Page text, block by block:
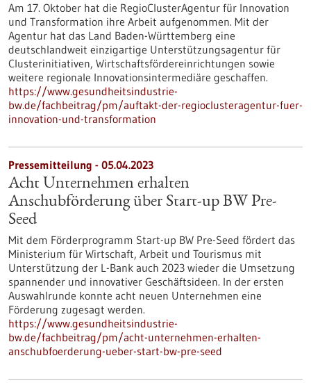
Am 17. Oktober hat die RegioClusterAgentur für Innovation
und Transformation ihre Arbeit aufgenommen. Mit der
Agentur hat das Land Baden-Württemberg eine
deutschlandweit einzigartige Unterstützungsagentur für
Clusterinitiativen, Wirtschaftsfördereinrichtungen sowie
weitere regionale Innovationsintermediäre geschaffen.
https://www.gesundheitsindustrie-
bw.de/fachbeitrag/pm/auftakt-der-regioclusteragentur-fuer-
innovation-und-transformation
Pressemitteilung - 05.04.2023
Acht Unternehmen erhalten
Anschubförderung über Start-up BW Pre-
Seed
Mit dem Förderprogramm Start-up BW Pre-Seed fördert das
Ministerium für Wirtschaft, Arbeit und Tourismus mit
Unterstützung der L-Bank auch 2023 wieder die Umsetzung
spannender und innovativer Geschäftsideen. In der ersten
Auswahlrunde konnte acht neuen Unternehmen eine
Förderung zugesagt werden.
https://www.gesundheitsindustrie-
bw.de/fachbeitrag/pm/acht-unternehmen-erhalten-
anschubfoerderung-ueber-start-bw-pre-seed